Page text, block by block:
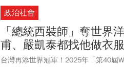
政治社會
「總統西裝師」奪世界
甫、嚴凱泰都找他做衣
台灣再添世界冠軍！2025年「第40屆